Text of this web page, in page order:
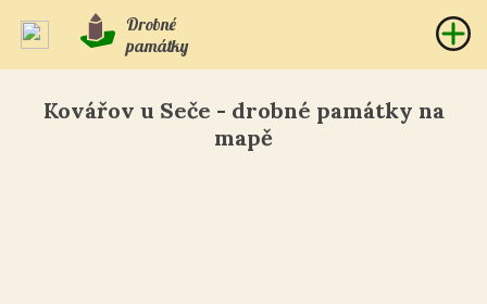
Drobné
památky
Kovářov u Seče - drobné památky na
mapě